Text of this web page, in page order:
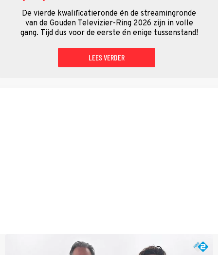
De vierde kwalificatieronde én de streamingronde
van de Gouden Televizier-Ring 2026 zijn in volle
gang. Tijd dus voor de eerste én enige tussenstand!
LEES VERDER